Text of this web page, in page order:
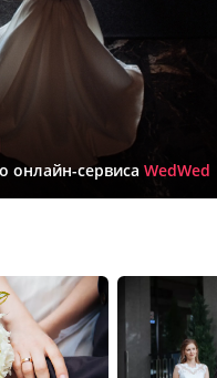
онлайн-сервиса WedWed